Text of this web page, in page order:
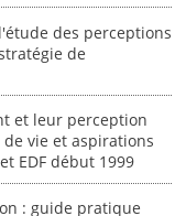
des perceptions
de
et leur perception
vie et aspirations
EDF début 1999
: guide pratique